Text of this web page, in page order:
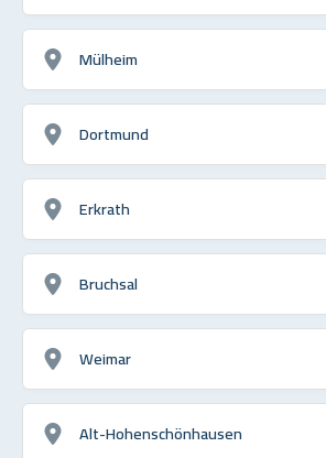
Mülheim
Dortmund
Erkrath
Bruchsal
Weimar
Alt-Hohenschönhausen